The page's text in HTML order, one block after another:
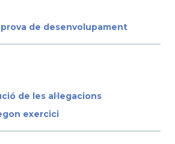
de desenvolupament
de les al·legacions
exercici